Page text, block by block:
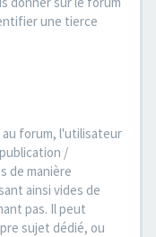
une tierce
forum, l'utilisateur
/
de manière
ainsi vides de
pas. Il peut
sujet dédié, ou